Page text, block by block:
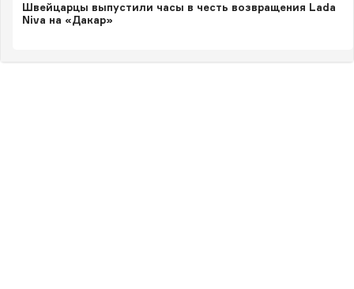
Швейцарцы выпустили часы в честь возвращения Lada
Niva на «Дакар»